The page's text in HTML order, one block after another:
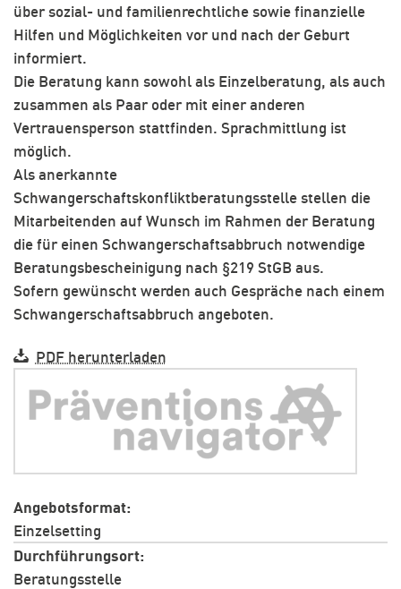
über sozial- und familienrechtliche sowie finanzielle
Hilfen und Möglichkeiten vor und nach der Geburt
informiert.
Die Beratung kann sowohl als Einzelberatung, als auch
zusammen als Paar oder mit einer anderen
Vertrauensperson stattfinden. Sprachmittlung ist
möglich.
Als anerkannte
Schwangerschaftskonfliktberatungsstelle stellen die
Mitarbeitenden auf Wunsch im Rahmen der Beratung
die für einen Schwangerschaftsabbruch notwendige
Beratungsbescheinigung nach §219 StGB aus.
Sofern gewünscht werden auch Gespräche nach einem
Schwangerschaftsabbruch angeboten.
PDF herunterladen
Angebotsformat
Einzelsetting
Durchführungsort
Beratungsstelle